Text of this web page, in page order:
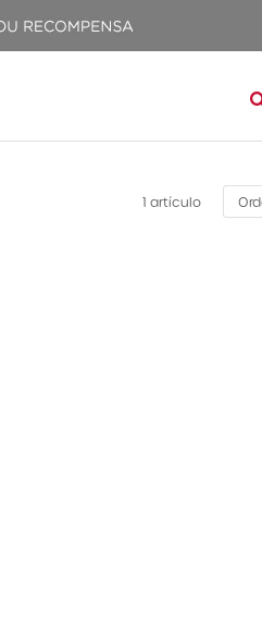
1 artículo